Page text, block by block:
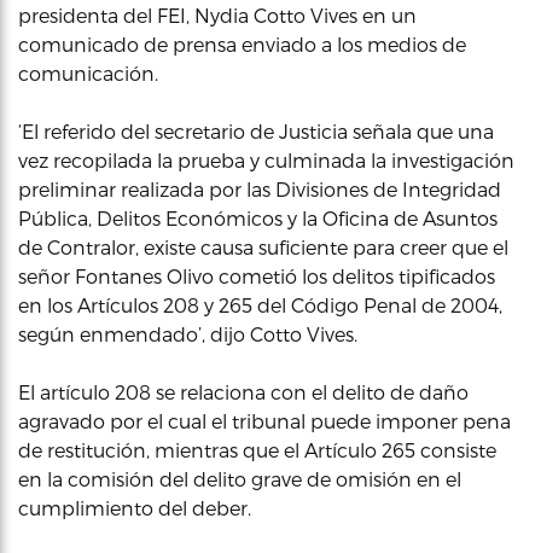
presidenta del FEI, Nydia Cotto Vives en un
comunicado de prensa enviado a los medios de
comunicación.
‘El referido del secretario de Justicia señala que una
vez recopilada la prueba y culminada la investigación
preliminar realizada por las Divisiones de Integridad
Pública, Delitos Económicos y la Oficina de Asuntos
de Contralor, existe causa suficiente para creer que el
señor Fontanes Olivo cometió los delitos tipificados
en los Artículos 208 y 265 del Código Penal de 2004,
según enmendado’, dijo Cotto Vives.
El artículo 208 se relaciona con el delito de daño
agravado por el cual el tribunal puede imponer pena
de restitución, mientras que el Artículo 265 consiste
en la comisión del delito grave de omisión en el
cumplimiento del deber.